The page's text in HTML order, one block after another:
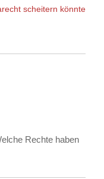
scheitern könnte
Rechte haben